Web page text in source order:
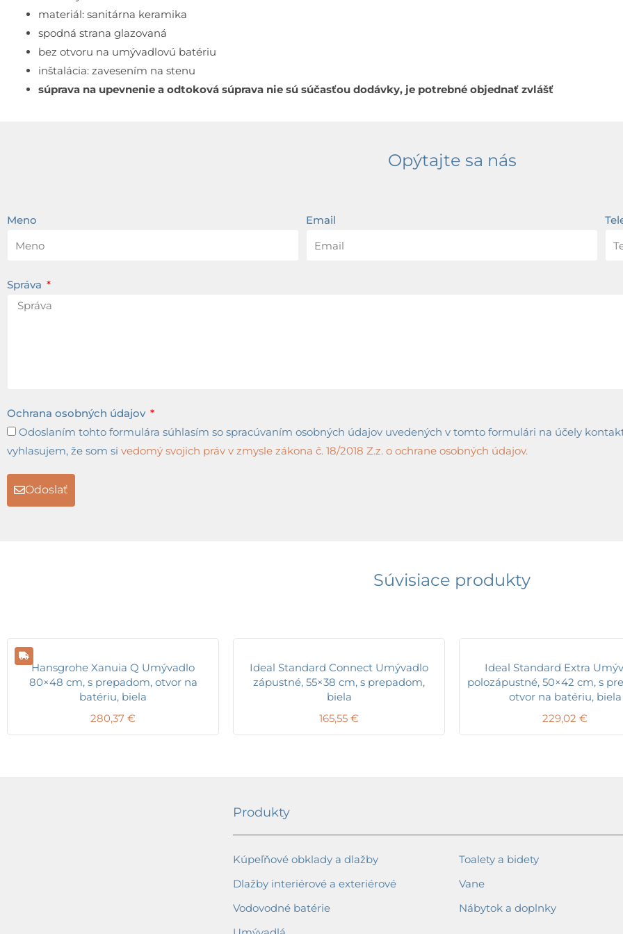
materiál: sanitárna keramika
spodná strana glazovaná
bez otvoru na umývadlovú batériu
inštalácia: zavesením na stenu
súprava na upevnenie a odtoková súprava nie sú súčasťou dodávky, je potrebné objednať zvlášť
Opýtajte sa nás
Meno Email
Správa
Ochrana osobných údajov
Odoslaním tohto formulára súhlasím so spracúvaním osobných údajov uvedených v tomto formulári na účely
vyhlasujem, že som si vedomý svojich práv v zmysle zákona č. 18/2018 Z.z. o ochrane osobných údajov.
Odoslať
Súvisiace produkty
Hansgrohe Xanuia Q Umývadlo
80×48 cm, s prepadom, otvor na
batériu, biela
280,37 €
Ideal Standard Connect Umývadlo
zápustné, 55×38 cm, s prepadom,
biela
165,55 €
Ideal Standard Extra
polozápustné, 50×42 cm, s
otvor na batériu, biela
229,02 €
Produkty
Kúpeľňové obklady a dlažby
Dlažby interiérové a exteriérové
Vodovodné batérie
Toalety a bidety
Vane
Nábytok a doplnky